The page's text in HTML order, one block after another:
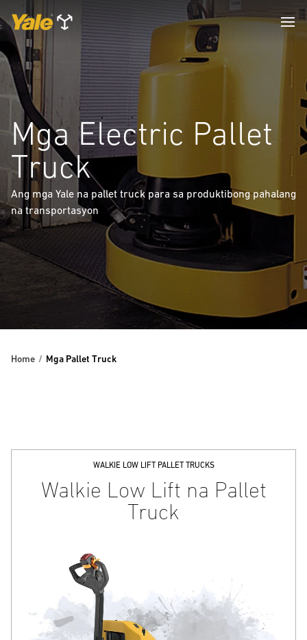
Mga Electric Pallet
Truck
Ang mga Yale na pallet truck para sa produktibong pahalang
na transportasyon
Home Mga Pallet Truck
WALKIE LOW LIFT PALLET TRUCKS
Walkie Low Lift na Pallet
Truck